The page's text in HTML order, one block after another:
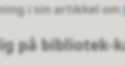
i sin artikkel om
på bibliotek-